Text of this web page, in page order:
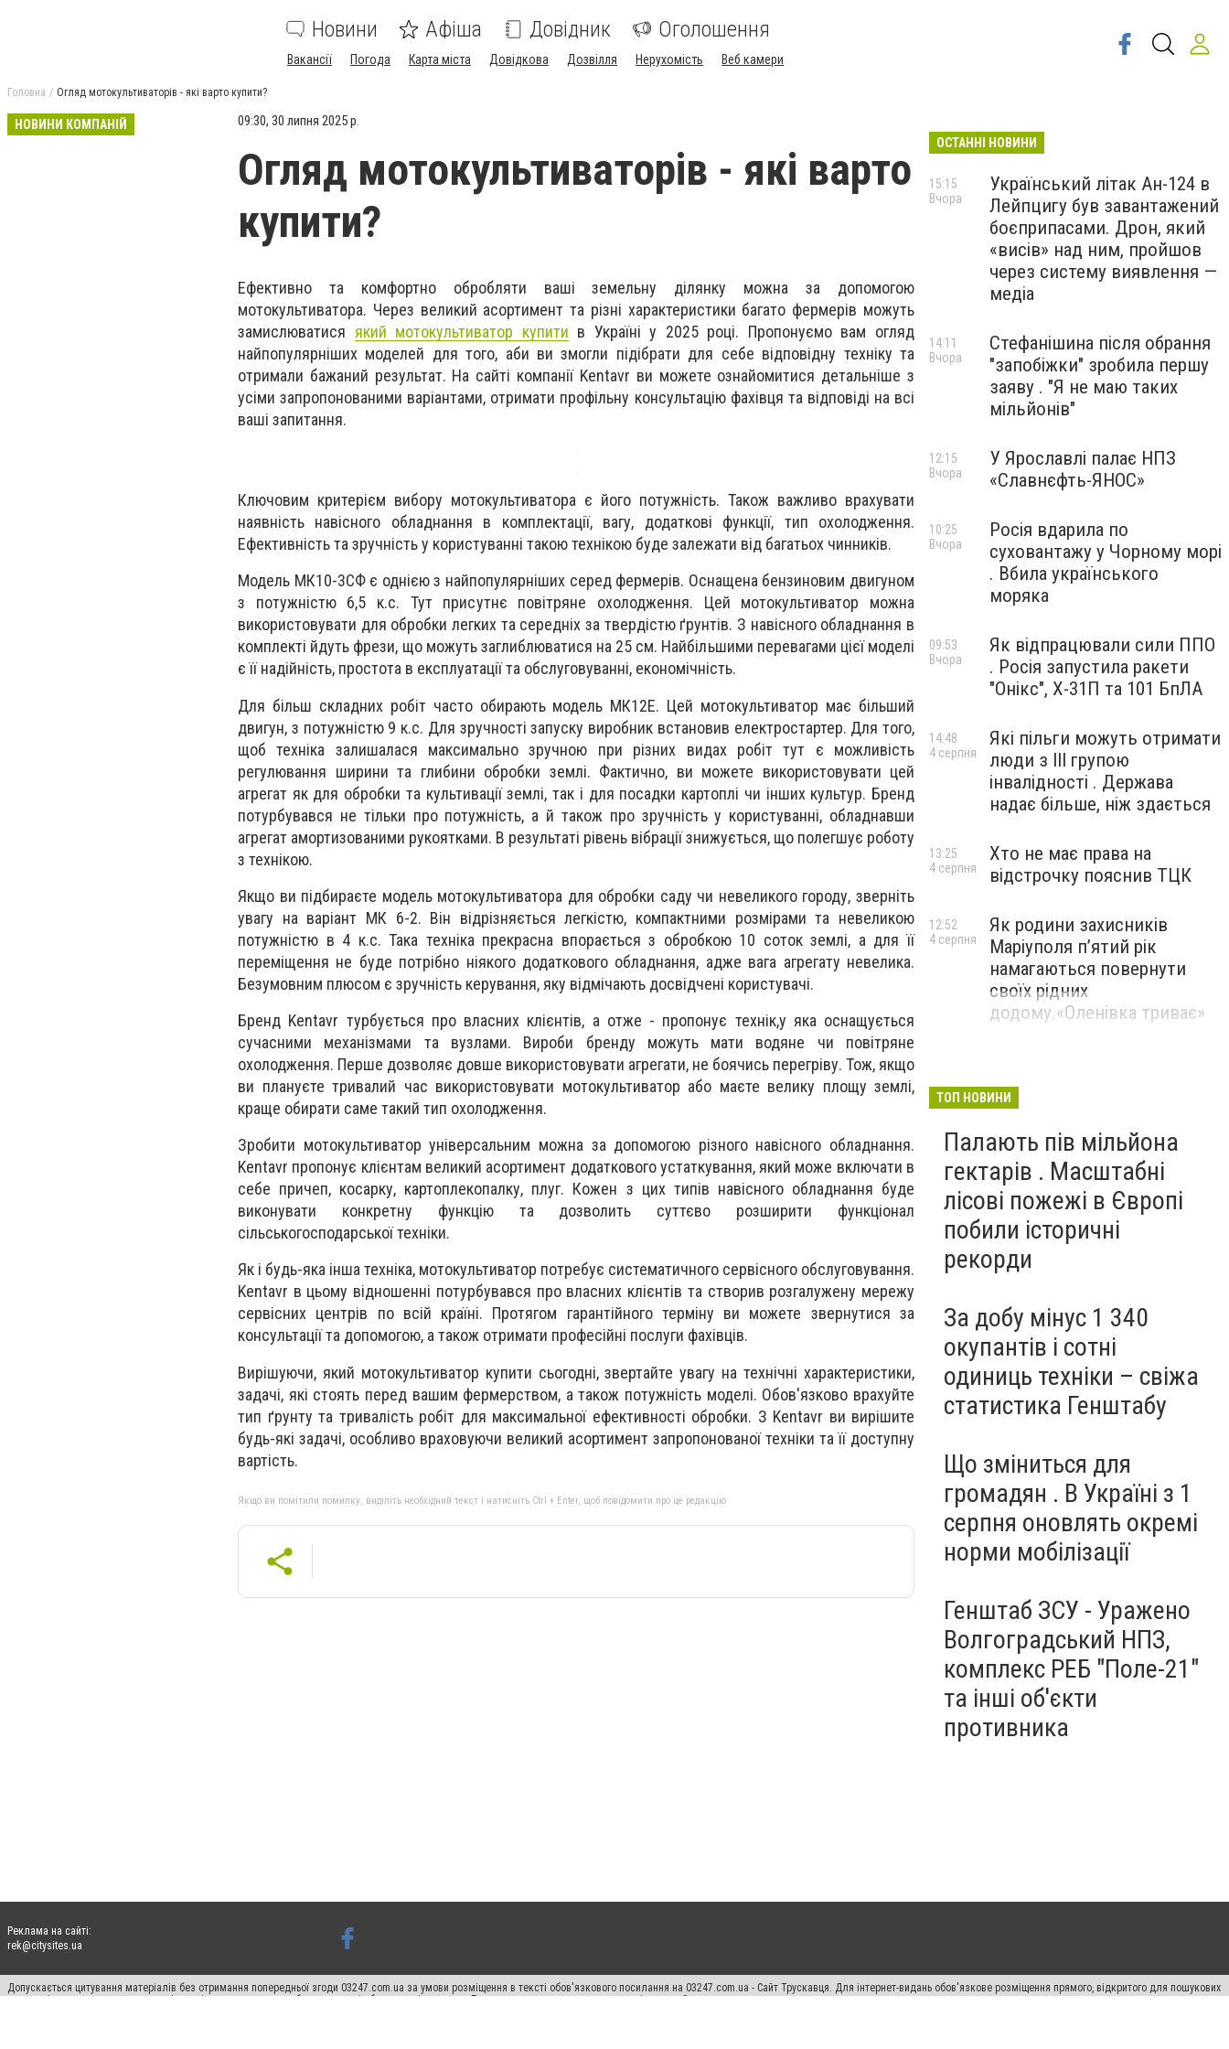
Новини Афіша Довідник Оголошення
Вакансії Погода Карта міста Довідкова Дозвілля Нерухомість Веб камери
Головна Огляд мотокультиваторів - які варто купити?
НОВИНИ КОМПАНІЙ 09:30, 30 липня 2025 р.
Огляд мотокультиваторів - які варто
купити?
Ефективно та комфортно обробляти ваші земельну ділянку можна за допомогою
мотокультиватора. Через великий асортимент та різні характеристики багато фермерів можуть
замислюватися який мотокультиватор купити в Україні у 2025 році. Пропонуємо вам огляд
найпопулярніших моделей для того, аби ви змогли підібрати для себе відповідну техніку та
отримали бажаний результат. На сайті компанії Kentavr ви можете ознайомитися детальніше з
усіми запропонованими варіантами, отримати профільну консультацію фахівця та відповіді на всі
ваші запитання.
Ключовим критерієм вибору мотокультиватора є його потужність. Також важливо врахувати
наявність навісного обладнання в комплектації, вагу, додаткові функції, тип охолодження.
Ефективність та зручність у користуванні такою технікою буде залежати від багатьох чинників.
Модель МК10-3СФ є однією з найпопулярніших серед фермерів. Оснащена бензиновим двигуном
з потужністю 6,5 к.с. Тут присутнє повітряне охолодження. Цей мотокультиватор можна
використовувати для обробки легких та середніх за твердістю ґрунтів. З навісного обладнання в
комплекті йдуть фрези, що можуть заглиблюватися на 25 см. Найбільшими перевагами цієї моделі
є її надійність, простота в експлуатації та обслуговуванні, економічність.
Для більш складних робіт часто обирають модель МК12Е. Цей мотокультиватор має більший
двигун, з потужністю 9 к.с. Для зручності запуску виробник встановив електростартер. Для того,
щоб техніка залишалася максимально зручною при різних видах робіт тут є можливість
регулювання ширини та глибини обробки землі. Фактично, ви можете використовувати цей
агрегат як для обробки та культивації землі, так і для посадки картоплі чи інших культур. Бренд
потурбувався не тільки про потужність, а й також про зручність у користуванні, обладнавши
агрегат амортизованими рукоятками. В результаті рівень вібрації знижується, що полегшує роботу
з технікою.
Якщо ви підбираєте модель мотокультиватора для обробки саду чи невеликого городу, зверніть
увагу на варіант МК 6-2. Він відрізняється легкістю, компактними розмірами та невеликою
потужністю в 4 к.с. Така техніка прекрасна впорається з обробкою 10 соток землі, а для її
переміщення не буде потрібно ніякого додаткового обладнання, адже вага агрегату невелика.
Безумовним плюсом є зручність керування, яку відмічають досвідчені користувачі.
Бренд Kentavr турбується про власних клієнтів, а отже - пропонує технік,у яка оснащується
сучасними механізмами та вузлами. Вироби бренду можуть мати водяне чи повітряне
охолодження. Перше дозволяє довше використовувати агрегати, не боячись перегріву. Тож, якщо
ви плануєте тривалий час використовувати мотокультиватор або маєте велику площу землі,
краще обирати саме такий тип охолодження.
Зробити мотокультиватор універсальним можна за допомогою різного навісного обладнання.
Kentavr пропонує клієнтам великий асортимент додаткового устаткування, який може включати в
себе причеп, косарку, картоплекопалку, плуг. Кожен з цих типів навісного обладнання буде
виконувати конкретну функцію та дозволить суттєво розширити функціонал
сільськогосподарської техніки.
Як і будь-яка інша техніка, мотокультиватор потребує систематичного сервісного обслуговування.
Kentavr в цьому відношенні потурбувався про власних клієнтів та створив розгалужену мережу
сервісних центрів по всій країні. Протягом гарантійного терміну ви можете звернутися за
консультації та допомогою, а також отримати професійні послуги фахівців.
Вирішуючи, який мотокультиватор купити сьогодні, звертайте увагу на технічні характеристики,
задачі, які стоять перед вашим фермерством, а також потужність моделі. Обов'язково врахуйте
тип ґрунту та тривалість робіт для максимальної ефективності обробки. З Kentavr ви вирішите
будь-які задачі, особливо враховуючи великий асортимент запропонованої техніки та її доступну
вартість.
Якщо ви помітили помилку, виділіть необхідний текст і натисніть Ctrl + Enter, щоб повідомити про це редакцію
ОСТАННІ НОВИНИ
Український літак Ан-124 в
Лейпцигу був завантажений
боєприпасами. Дрон, який
«висів» над ним, пройшов
через систему виявлення —
медіа
15:15
Вчора
Стефанішина після обрання
"запобіжки" зробила першу
заяву . "Я не маю таких
мільйонів"
14:11
Вчора
У Ярославлі палає НПЗ
«Славнєфть-ЯНОС»
12:15
Вчора
Росія вдарила по
суховантажу у Чорному морі
. Вбила українського
моряка
10:25
Вчора
Як відпрацювали сили ППО
. Росія запустила ракети
"Онікс", Х-31П та 101 БпЛА
09:53
Вчора
Які пільги можуть отримати
люди з III групою
інвалідності . Держава
надає більше, ніж здається
14:48
4 серпня
Хто не має права на
відстрочку пояснив ТЦК
13:25
4 серпня
Як родини захисників
Маріуполя пʼятий рік
намагаються повернути
своїх рідних
додому.«Оленівка триває»
12:52
4 серпня
ТОП НОВИНИ
Палають пів мільйона
гектарів . Масштабні
лісові пожежі в Європі
побили історичні
рекорди
За добу мінус 1 340
окупантів і сотні
одиниць техніки – свіжа
статистика Генштабу
Що зміниться для
громадян . В Україні з 1
серпня оновлять окремі
норми мобілізації
Генштаб ЗСУ - Уражено
Волгоградський НПЗ,
комплекс РЕБ "Поле-21"
та інші об'єкти
противника
Реклама на сайті:
rek@citysites.ua
Допускається цитування матеріалів без отримання попередньої згоди 03247.com.ua за умови розміщення в тексті обов'язкового посилання на 03247.com.ua - Сайт Трускавця. Для інтернет-видань обов'язкове розміщення прямого, відкритого для пошукових
систем гіперпосилання на цитовані статті не нижче другого абзацу в тексті або в якості джерела. Порушення виняткових прав переслідується Законом.